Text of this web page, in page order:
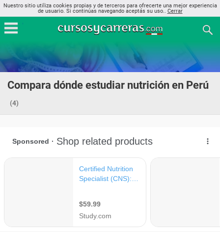
Nuestro sitio utiliza cookies propias y de terceros para ofrecerte una mejor experiencia
de usuario. Si continúas navegando aceptás su uso.. Cerrar
Compara dónde estudiar nutrición en Perú
(4)